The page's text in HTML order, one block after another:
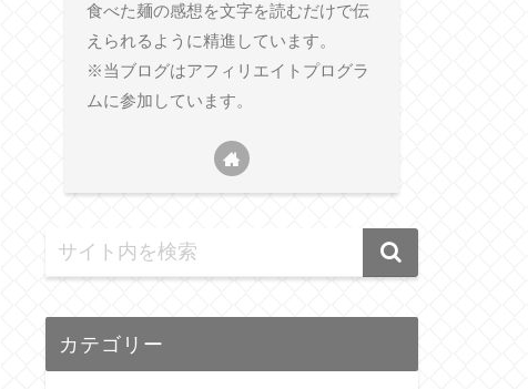
食べた麺の感想を文字を読むだけで伝
えられるように精進しています。
※当ブログはアフィリエイトプログラ
ムに参加しています。
カテゴリー